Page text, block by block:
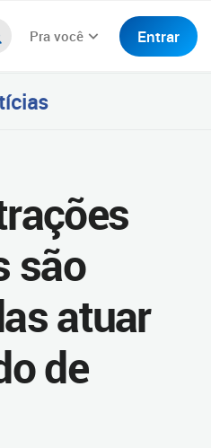
Pra você Entrar
são
atuar
de